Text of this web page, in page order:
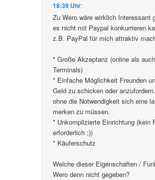
18:39 Uhr:
Zu Wero wäre wirklich Interessant
es nicht mit Paypal konkurrieren
z.B. PayPal für mich attraktiv
* Große Akzeptanz (online als
Terminals)
* Einfache Möglichkeit Freunden
Geld zu schicken oder
ohne die Notwendigkeit sich eine
merken zu müssen.
* Unkomplizierte Einrichtung (kein
erforderlich ;))
* Käuferschutz
Welche dieser Eigenschaften /
Wero denn nicht gegeben?